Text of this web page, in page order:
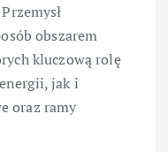
obszarem
kluczową rolę
jak i
oraz ramy